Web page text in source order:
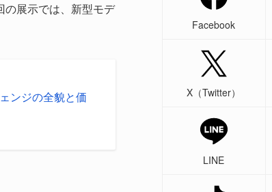
の展示では、新型モデ
ンジの全貌と価
Facebook
X（Twitter）
LINE